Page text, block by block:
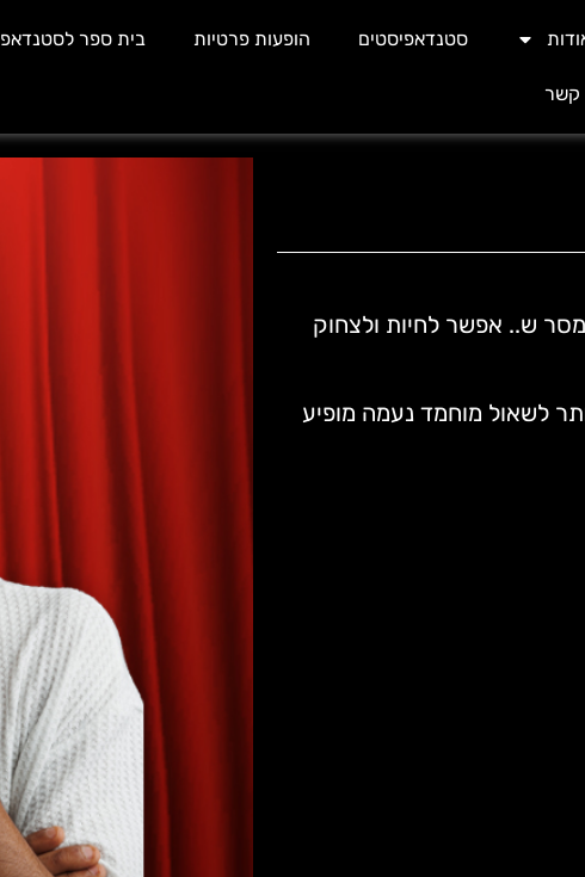
סטנדאפיסטים הופעות פרטיות בית ספר לסטנדאפ
קשר
ש.. אפשר לחיות ולצחוק
לשאול מוחמד נעמה מופיע